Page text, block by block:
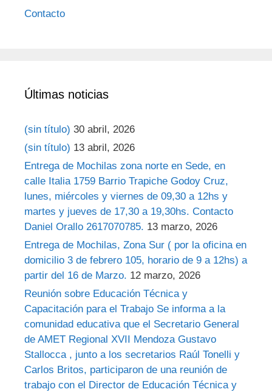
Contacto
Últimas noticias
(sin título) 30 abril, 2026
(sin título) 13 abril, 2026
Entrega de Mochilas zona norte en Sede, en
calle Italia 1759 Barrio Trapiche Godoy Cruz,
lunes, miércoles y viernes de 09,30 a 12hs y
martes y jueves de 17,30 a 19,30hs. Contacto
Daniel Orallo 2617070785. 13 marzo, 2026
Entrega de Mochilas, Zona Sur ( por la oficina en
domicilio 3 de febrero 105, horario de 9 a 12hs) a
partir del 16 de Marzo. 12 marzo, 2026
Reunión sobre Educación Técnica y
Capacitación para el Trabajo Se informa a la
comunidad educativa que el Secretario General
de AMET Regional XVII Mendoza Gustavo
Stallocca , junto a los secretarios Raúl Tonelli y
Carlos Britos, participaron de una reunión de
trabajo con el Director de Educación Técnica y